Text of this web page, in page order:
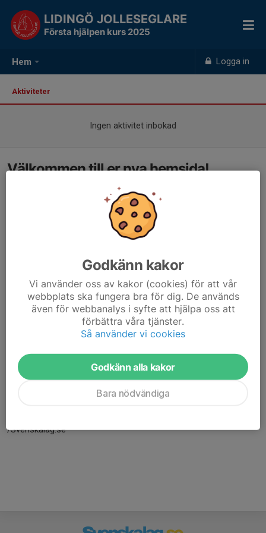
Hem Logga in
LIDINGÖ JOLLESEGLARE
Första hjälpen kurs 2025
Aktiviteter
Ingen aktivitet inbokad
Välkommen till er nya hemsida!
Här hamnar automatiskt de senaste nyheterna på hemsidan. För
att kunna börja administrera hemsidan loggar du in högst upp till
/Svenskalag.se
Godkänn kakor
Vi använder oss av kakor (cookies) för att vår
webbplats ska fungera bra för dig. De används
även för webbanalys i syfte att hjälpa oss att
förbättra våra tjänster.
Så använder vi cookies
Godkänn alla kakor
Bara nödvändiga